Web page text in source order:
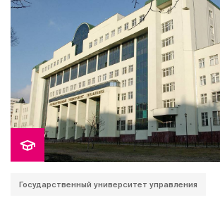
Государственный университет управления